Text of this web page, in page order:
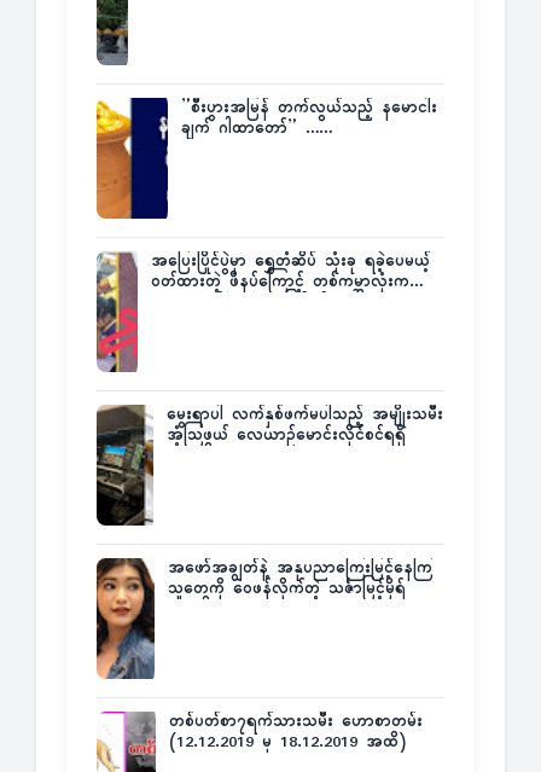
”စီးပွားအမြန် တက်လွယ်သည့် နမောငါး
ချက် ဂါထာတော်” ……
အပြေးပြိုင်ပွဲမှာ ရွှေတံဆိပ် သုံးခု ရခဲ့ပေမယ့်
ဝတ်ထားတဲ့ ဖိနပ်ကြောင့် တစ်ကမ္ဘာလုံးက
မွေးရာပါ လက်နှစ်ဖက်မပါသည့် အမျိုးသမီး
အံ့သြဖွယ် လေယာဉ်မောင်းလိုင်စင်ရရှိ
အဖော်အချွတ်နဲ့ အနုပညာကြေးမြင့်နေကြ
သူတွေကို ဝေဖန်လိုက်တဲ့ သင်္ဇာမြင့်မိုရ်
တစ်ပတ်စာ၇ရက်သားသမီး ဟောစာတမ်း
(12.12.2019 မှ 18.12.2019 အထိ)